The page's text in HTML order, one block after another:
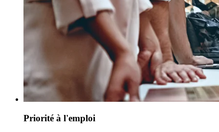
Priorité à l'emploi